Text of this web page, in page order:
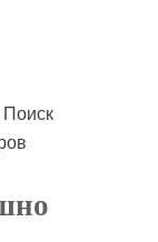
Поиск